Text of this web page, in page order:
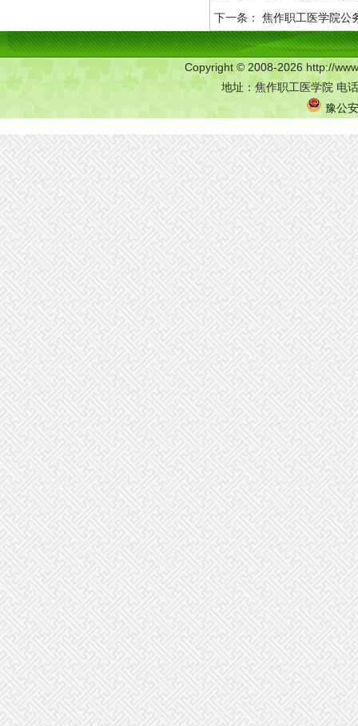
下一条：焦作职工医学院公
Copyright © 2008-2026 http://
地址：焦作职工医学院 电
豫公